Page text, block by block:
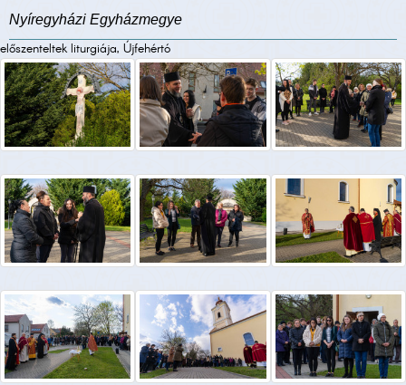
Nyíregyházi Egyházmegye
előszenteltek liturgiája, Újfehértó